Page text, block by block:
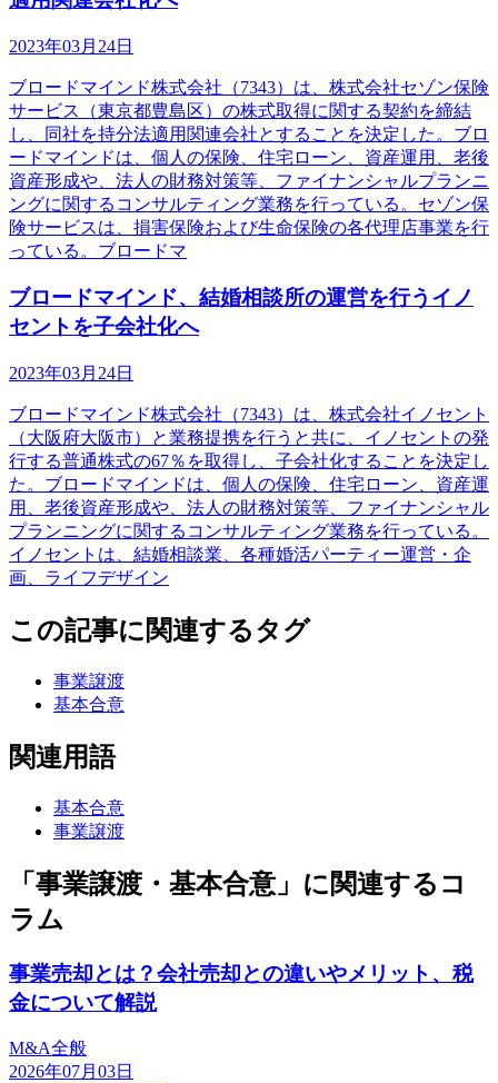
2023年03月24日
ブロードマインド株式会社（7343）は、株式会社セゾン保険
サービス（東京都豊島区）の株式取得に関する契約を締結
し、同社を持分法適用関連会社とすることを決定した。ブロ
ードマインドは、個人の保険、住宅ローン、資産運用、老後
資産形成や、法人の財務対策等、ファイナンシャルプランニ
ングに関するコンサルティング業務を行っている。セゾン保
険サービスは、損害保険および生命保険の各代理店事業を行
っている。ブロードマ
ブロードマインド、結婚相談所の運営を行うイノ
セントを子会社化へ
2023年03月24日
ブロードマインド株式会社（7343）は、株式会社イノセント
（大阪府大阪市）と業務提携を行うと共に、イノセントの発
行する普通株式の67％を取得し、子会社化することを決定し
た。ブロードマインドは、個人の保険、住宅ローン、資産運
用、老後資産形成や、法人の財務対策等、ファイナンシャル
プランニングに関するコンサルティング業務を行っている。
イノセントは、結婚相談業、各種婚活パーティー運営・企
画、ライフデザイン
この記事に関連するタグ
事業譲渡
基本合意
関連用語
基本合意
事業譲渡
「事業譲渡・基本合意」に関連するコ
ラム
事業売却とは？会社売却との違いやメリット、税
金について解説
M&A全般
2026年07月03日